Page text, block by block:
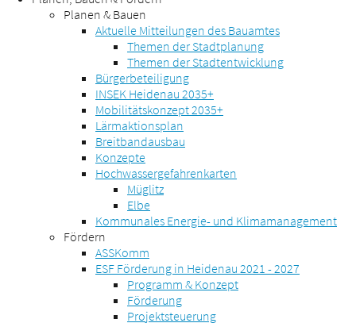
Planen & Bauen
Aktuelle Mitteilungen des Bauamtes
Themen der Stadtplanung
Themen der Stadtentwicklung
Bürgerbeteiligung
INSEK Heidenau 2035+
Mobilitätskonzept 2035+
Lärmaktionsplan
Breitbandausbau
Konzepte
Hochwassergefahrenkarten
Müglitz
Elbe
Kommunales Energie- und Klimamanagement
Fördern
ASSKomm
ESF Förderung in Heidenau 2021 - 2027
Programm & Konzept
Förderung
Projektsteuerung